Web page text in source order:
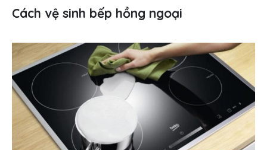
Cách vệ sinh bếp hồng ngoại